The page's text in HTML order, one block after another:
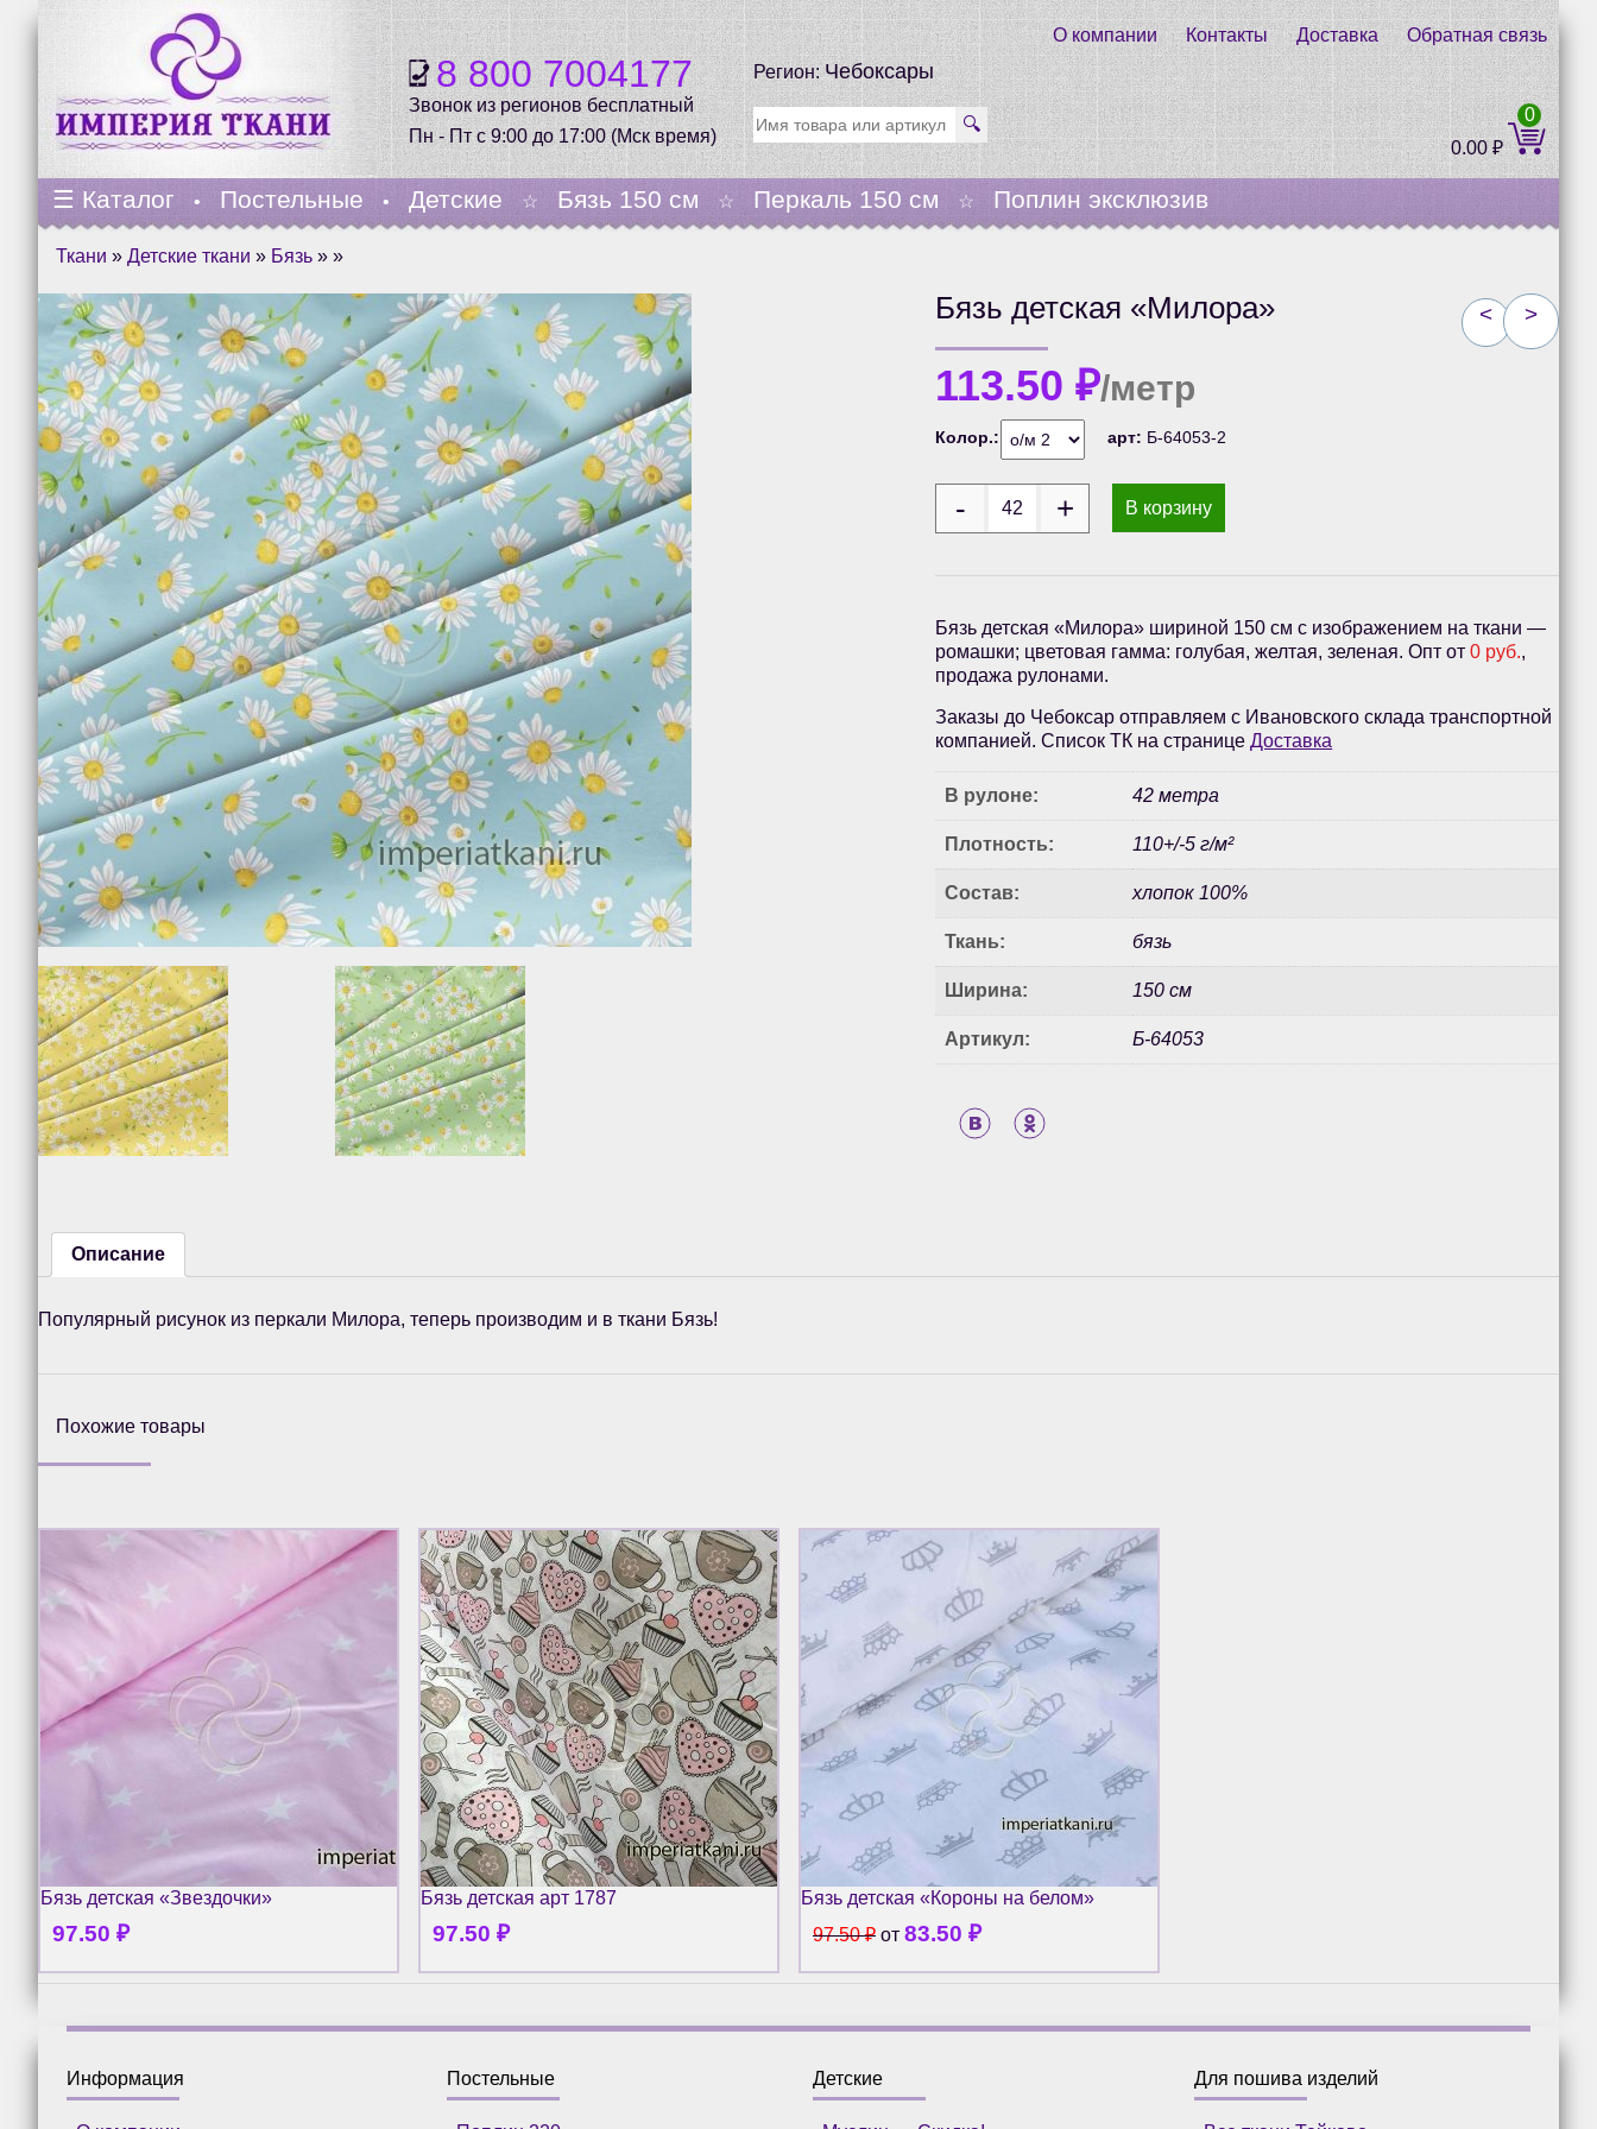
8 800 7004177
Звонок из регионов бесплатный
Пн - Пт с 9:00 до 17:00 (Мск время)
О компании Контакты Доставка
Обратная связь
Регион:Чебоксары
🔍
0.00₽
0
☰ Каталог • Постельные • Детские ☆ Бязь 150 см ☆ Перкаль 150 см ☆ Поплин эксклюзив
Ткани » Детские ткани » Бязь » »
< >
Бязь детская «Милора»
113.50₽/метр
Колор.: арт: Б-64053-2
В корзину
Бязь детская «Милора» шириной 150 см с изображением на ткани —
ромашки; цветовая гамма: голубая, желтая, зеленая. Опт от0 руб.,
продажа рулонами.
Заказы до Чебоксар отправляем с Ивановского склада транспортной
компанией. Список ТК на страницеДоставка
В рулоне: 42 метра
Плотность: 110+/-5 г/м²
Состав: хлопок 100%
Ткань: бязь
Ширина: 150 см
Артикул: Б-64053
Описание
Популярный рисунок из перкали Милора, теперь производим и в ткани Бязь!
Похожие товары
Бязь детская «Звездочки»
97.50 ₽
Бязь детская арт 1787
97.50 ₽
Бязь детская «Короны на белом»
97.50₽ от 83.50 ₽
Информация Постельные Детские Для пошива изделий